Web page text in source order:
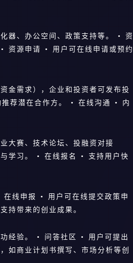
器、办公空间、政策支持等。 • 资
资源申请 • 用户可在线申请或预约
金需求），企业和投资者可发布投
荐潜在合作方。 • 在线沟通 • 内
大赛、技术论坛、投融资对接
学习。 • 在线报名 • 支持用户快
线申报 • 用户可在线提交政策申
持带来的创业成果。
经验。 • 问答社区 • 用户可提出
如商业计划书撰写、市场分析等创